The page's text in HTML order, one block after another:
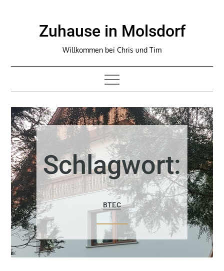
Zuhause in Molsdorf
Willkommen bei Chris und Tim
Schlagwort:
BTEC